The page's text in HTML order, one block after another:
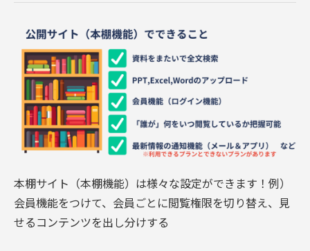
本棚サイト（本棚機能）は様々な設定ができます！ 例）
会員機能をつけて、会員ごとに閲覧権限を切り替え、見
せるコンテンツを出し分けする